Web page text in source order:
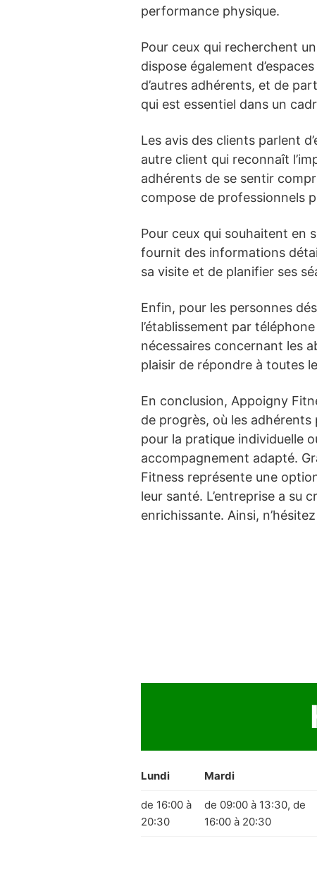
performance physique.
Pour ceux qui recherchent
dispose également
d’autres adhérents, et de
qui est essentiel dans un
Les avis des clients parlent
autre client qui reconnaît
adhérents de se sentir
compose de professionnels
Pour ceux qui souhaitent en
fournit des informations
sa visite et de planifier ses
Enfin, pour les personnes
l’établissement par téléphone
nécessaires concernant les
plaisir de répondre à toutes
En conclusion, Appoigny
de progrès, où les
pour la pratique individuelle
accompagnement adapté.
Fitness représente une
leur santé. L’entreprise a su
enrichissante. Ainsi,
Lundi Mardi
de 16:00 à
20:30
de 09:00 à 13:30, de
16:00 à 20:30